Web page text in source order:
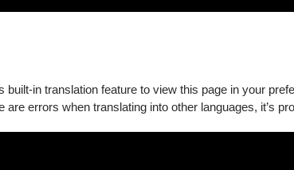
built-in translation feature to view this page in your
are errors when translating into other languages, it’s
盡致❞ ——紐約時報
樂總監、安特衛普交響樂團榮譽指揮及法國廣播愛樂
年）。在他的領導下，香港管弦樂團於2019年被《
因加入紐約愛樂樂團而成為CBS《60分鐘》節目的